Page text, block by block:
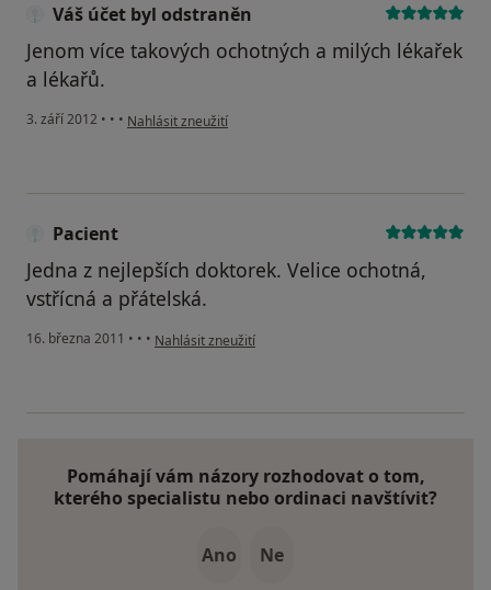
Váš účet byl odstraněn
Jenom více takových ochotných a milých lékařek
a lékařů.
3. září 2012 • • • podle názoru uživatele Váš účet byl odstraněn
Nahlásit zneužití
Pacient
Jedna z nejlepších doktorek. Velice ochotná,
vstřícná a přátelská.
16. března 2011 • • • podle názoru uživatele Pacient
Nahlásit zneužití
Pomáhají vám názory rozhodovat o tom,
kterého specialistu nebo ordinaci navštívit?
Ano Ne